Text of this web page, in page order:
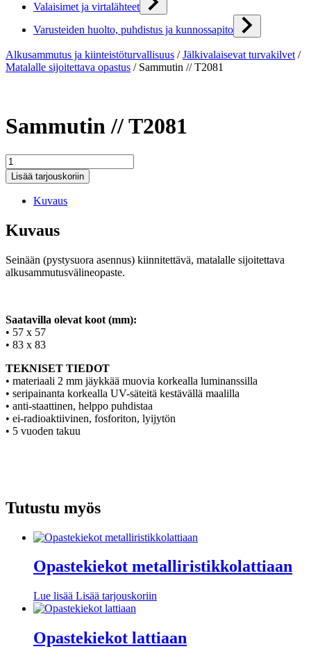
Valaisimet ja virtalähteet
Varusteiden huolto, puhdistus ja kunnossapito
Alkusammutus ja kiinteistöturvallisuus /Jälkivalaisevat turvakilvet /
Matalalle sijoitettava opastus / Sammutin // T2081
Sammutin // T2081
Sammutin
//
T2081
määrä
Lisää tarjouskoriin
Kuvaus
Kuvaus
Seinään (pystysuora asennus) kiinnitettävä, matalalle sijoitettava
alkusammutusvälineopaste.
Saatavilla olevat koot (mm):
• 57 x 57
• 83 x 83
TEKNISET TIEDOT
• materiaali 2 mm jäykkää muovia korkealla luminanssilla
• seripainanta korkealla UV-säteitä kestävällä maalilla
• anti-staattinen, helppo puhdistaa
• ei-radioaktiivinen, fosforiton, lyijytön
• 5 vuoden takuu
Tutustu myös
Opastekiekot metalliristikkolattiaan
Lue lisää Lisää tarjouskoriin
Opastekiekot lattiaan